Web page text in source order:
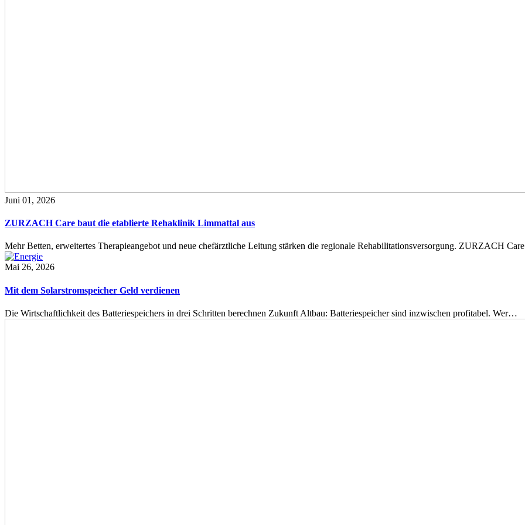
Juni 01, 2026
ZURZACH Care baut die etablierte Rehaklinik Limmattal aus
Mehr Betten, erweitertes Therapieangebot und neue chefärztliche Leitung stärken die regionale Rehabilitationsversorgung. ZURZACH
Mai 26, 2026
Mit dem Solarstromspeicher Geld verdienen
Die Wirtschaftlichkeit des Batteriespeichers in drei Schritten berechnen Zukunft Altbau: Batteriespeicher sind inzwischen profitabel. Wer…